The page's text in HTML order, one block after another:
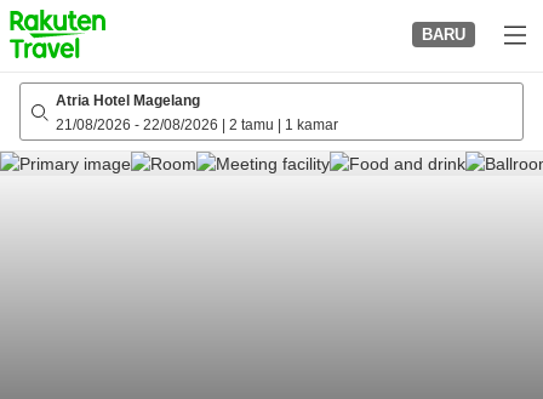
to
top
page
BARU
Atria Hotel Magelang
21/08/2026 - 22/08/2026 2 tamu 1 kamar